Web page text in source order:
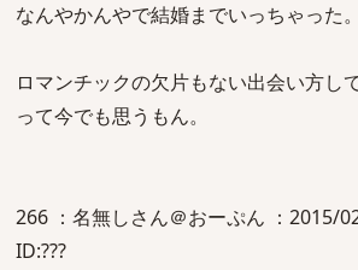
なんやかんやで結婚までいっちゃった。
ロマンチックの欠片もない出会い方し
って今でも思うもん。
266 ：名無しさん＠おーぷん ：2015/
ID:???